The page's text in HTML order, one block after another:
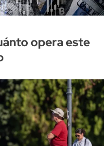
opera este